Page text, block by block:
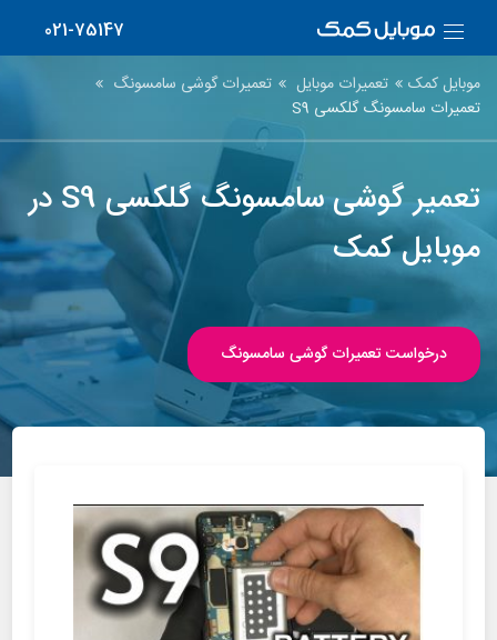
021-75147
موبایل کمک تعمیرات موبایل
تعمیرات گوشی سامسونگ
تعمیرات سامسونگ گلکسی S9
تعمیر گوشی سامسونگ گلکسی S9 در
موبایل کمک
درخواست تعمیرات گوشی سامسونگ